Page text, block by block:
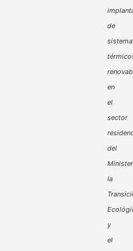
de
en
el
sector
del
la
y
el